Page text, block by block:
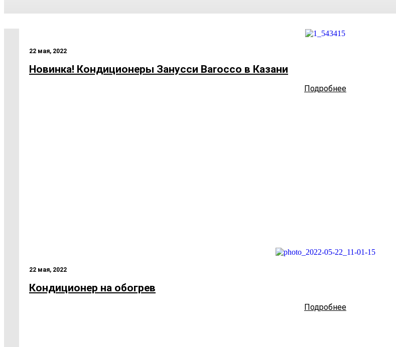
22 мая, 2022
Новинка! Кондиционеры Занусси Barocco в Казани
Подробнее
22 мая, 2022
Кондиционер на обогрев
Подробнее